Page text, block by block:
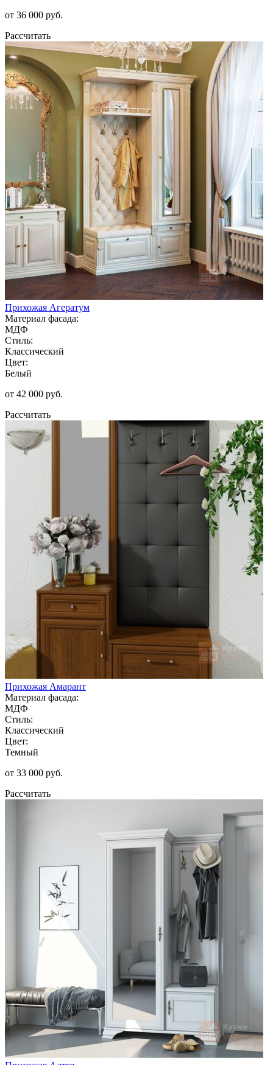
от 36 000 руб.
Рассчитать
Прихожая Агератум
Материал фасада:
МДФ
Стиль:
Классический
Цвет:
Белый
от 42 000 руб.
Рассчитать
Прихожая Амарант
Материал фасада:
МДФ
Стиль:
Классический
Цвет:
Темный
от 33 000 руб.
Рассчитать